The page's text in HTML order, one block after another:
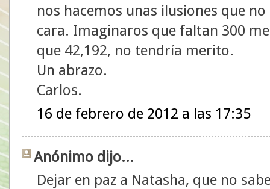
nos hacemos unas ilusiones que
cara. Imaginaros que faltan 300
que 42,192, no tendría merito.
Un abrazo.
Carlos.
16 de febrero de 2012 a las 17:35
Anónimo dijo...
Dejar en paz a Natasha, que no